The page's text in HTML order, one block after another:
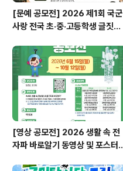
[문예 공모전] 2026 제1회 국군
사랑 전국 초·중·고등학생 글짓기
[영상 공모전] 2026 생활 속 전
자파 바로알기 동영상 및 포스터